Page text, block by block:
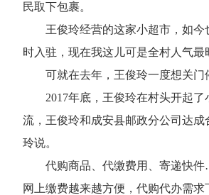
民取下包裹。
王俊玲经营的这家小超市，如
时入驻，现在我这儿可是全村人气最
可就在去年，王俊玲一度想关门
2017年底，王俊玲在村头开起
流，王俊玲和成安县邮政分公司达
玲说。
代购商品、代缴费用、寄递快
网上缴费越来越方便，代购代办需